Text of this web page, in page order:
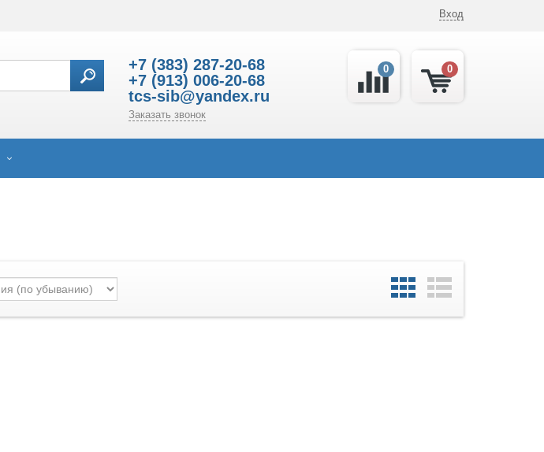
Вход
+7 (383) 287-20-68
+7 (913) 006-20-68
tcs-sib@yandex.ru
Заказать звонок
0
0